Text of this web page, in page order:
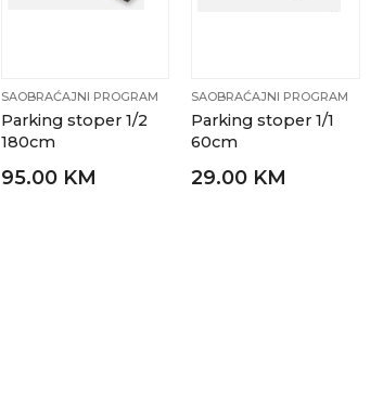
SAOBRAĆAJNI PROGRAM
Parking stoper 1/2
180cm
95.00 KM
SAOBRAĆAJNI PROGRAM
Parking stoper 1/1
60cm
29.00 KM